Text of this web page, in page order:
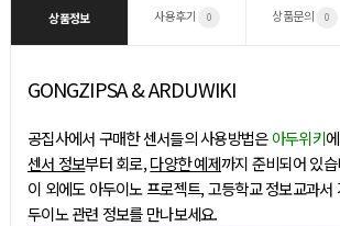
상품정보 사용후기 0 상품문의 0
GONGZIPSA & ARDUWIKI
공집사에서 구매한 센서들의 사용방법은아두위키
센서 정보부터 회로,다양한 예제까지 준비되어 있
이 외에도 아두이노 프로젝트, 고등학교 정보교과서
두이노 관련 정보를 만나보세요.